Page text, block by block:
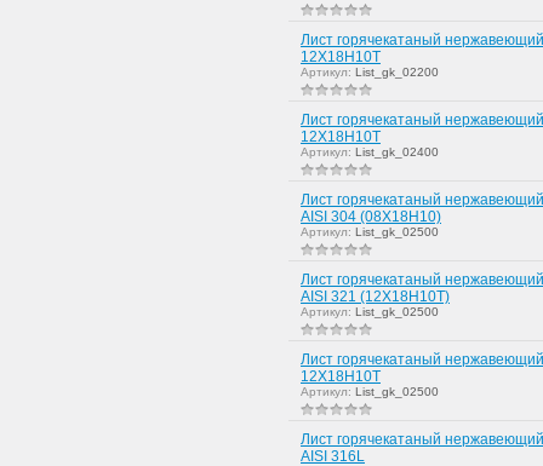
Лист горячекатаный
12Х18Н10Т
Артикул: List_gk_02200
Лист горячекатаный
12Х18Н10Т
Артикул: List_gk_02400
Лист горячекатаный
AISI 304 (08Х18Н10)
Артикул: List_gk_02500
Лист горячекатаный
AISI 321 (12Х18Н10Т)
Артикул: List_gk_02500
Лист горячекатаный
12Х18Н10Т
Артикул: List_gk_02500
Лист горячекатаный
AISI 316L